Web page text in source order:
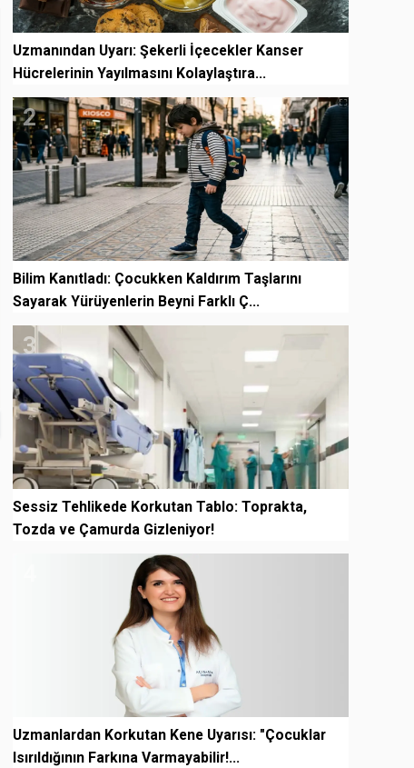
Uzmanından Uyarı: Şekerli İçecekler Kanser
Hücrelerinin Yayılmasını Kolaylaştıra...
2
Bilim Kanıtladı: Çocukken Kaldırım Taşlarını
Sayarak Yürüyenlerin Beyni Farklı Ç...
3
Sessiz Tehlikede Korkutan Tablo: Toprakta,
Tozda ve Çamurda Gizleniyor!
Uzmanlardan Korkutan Kene Uyarısı: "Çocuklar
Isırıldığının Farkına Varmayabilir!...